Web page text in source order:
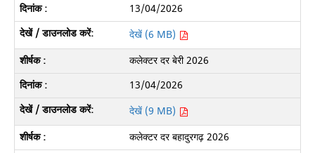
13/04/2026
देखें (6 MB)
कलेक्टर दर बेरी 2026
13/04/2026
देखें (9 MB)
कलेक्टर दर बहादुरगढ़ 2026